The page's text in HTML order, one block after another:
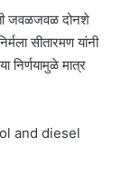
जवळजवळ दोनशे
सीतारमण यांनी
निर्णयामुळे मात्र
and diesel